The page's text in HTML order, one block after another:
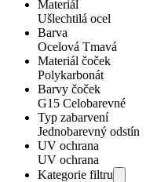
Materiál
Ušlechtilá ocel
Barva
Ocelová Tmavá
Materiál čoček
Polykarbonát
Barvy čoček
G15 Celobarevné
Typ zabarvení
Jednobarevný odstín
UV ochrana
UV ochrana
Kategorie filtru